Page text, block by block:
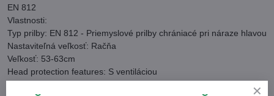
EN 812
Vlastnosti:
Typ prilby: EN 812 - Priemyslové prilby chrániacé pri náraze hlavou
Nastaviteľná veľkosť: Račňa
Veľkosť: 53-63cm
Head protection features: S ventiláciou
Vlastnosti prilieb: Integrovaný potný pásik, Vymeniteľný postroj